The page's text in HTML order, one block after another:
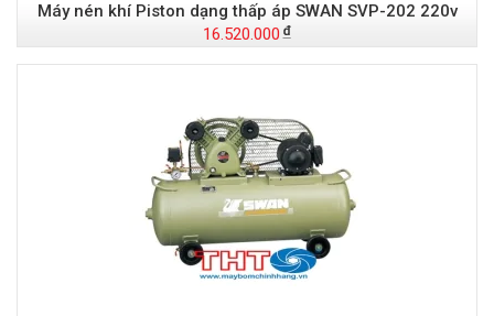
Máy nén khí Piston dạng thấp áp SWAN SVP-202 220v
16.520.000